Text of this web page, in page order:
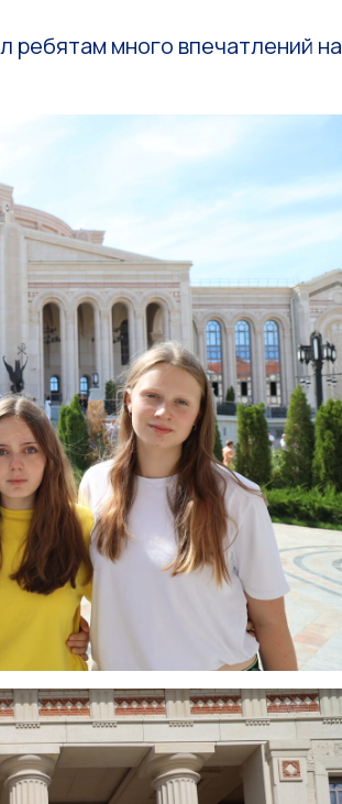
ребятам много впечатлений на